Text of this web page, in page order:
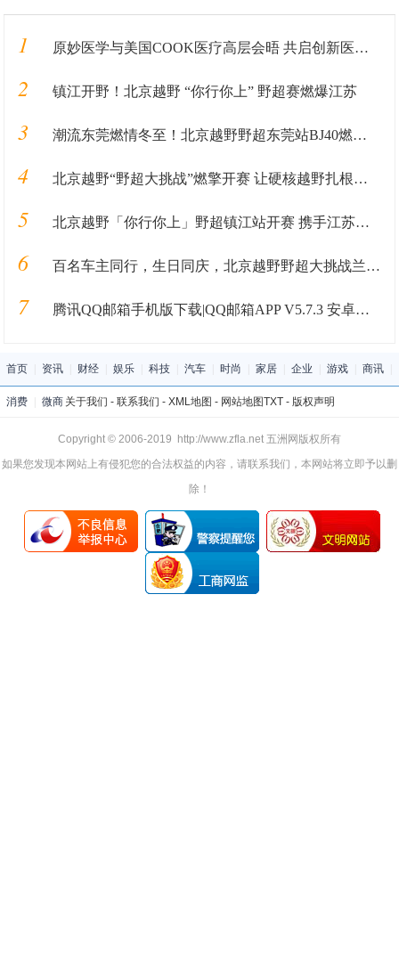
1 原妙医学与美国COOK医疗高层会晤 共启创新医疗合作新篇章
2 镇江开野！北京越野 “你行你上” 野超赛燃爆江苏
3 潮流东莞燃情冬至！北京越野野超东莞站BJ40燃油硬核实力圈粉
4 北京越野“野超大挑战”燃擎开赛 让硬核越野扎根人间烟火
5 北京越野「你行你上」野超镇江站开赛 携手江苏车主肆意开野
6 百名车主同行，生日同庆，北京越野野超大挑战兰州站完美收官
7 腾讯QQ邮箱手机版下载|QQ邮箱APP V5.7.3 安卓最新版 下载_当下软件园
首页 资讯 财经 娱乐 科技 汽车 时尚 家居 企业 游戏 商讯
消费 微商 关于我们 - 联系我们 - XML地图 - 网站地图TXT- 版权声明
Copyright © 2006-2019 http://www.zfla.net 五洲网版权所有
如果您发现本网站上有侵犯您的合法权益的内容，请联系我们，本网站将立即予以删
除！